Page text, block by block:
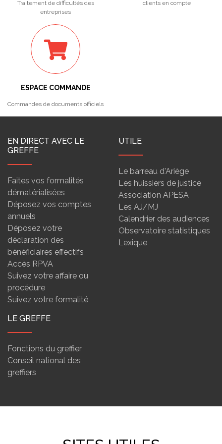
Traitement de difficultés des
entreprises
clients en compte
ESPACE COMMANDE
Commandes de documents officiels
EN DIRECT AVEC LE
GREFFE
Faites vos formalités
dématérialisées
Déposez vos comptes
annuels
Déposez votre
déclaration des
bénéficiaires effectifs
Accès RPVA
Suivez votre affaire ou
procédure
Suivez votre formalité
UTILE
Le barreau d'Ariège
Les huissiers de justice
Association APESA
Les AJ/MJ
Calendrier des audiences
Observatoire statistiques
Lexique
LE GREFFE
Fonctions du greffier
Conseil national des
greffiers